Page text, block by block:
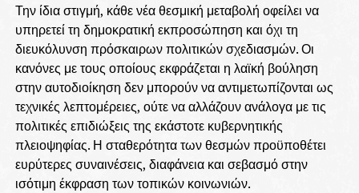
Την ίδια στιγμή, κάθε νέα θεσμική μεταβολή οφείλει να
υπηρετεί τη δημοκρατική εκπροσώπηση και όχι τη
διευκόλυνση πρόσκαιρων πολιτικών σχεδιασμών. Οι
κανόνες με τους οποίους εκφράζεται η λαϊκή βούληση
στην αυτοδιοίκηση δεν μπορούν να αντιμετωπίζονται ως
τεχνικές λεπτομέρειες, ούτε να αλλάζουν ανάλογα με τις
πολιτικές επιδιώξεις της εκάστοτε κυβερνητικής
πλειοψηφίας. Η σταθερότητα των θεσμών προϋποθέτει
ευρύτερες συναινέσεις, διαφάνεια και σεβασμό στην
ισότιμη έκφραση των τοπικών κοινωνιών.